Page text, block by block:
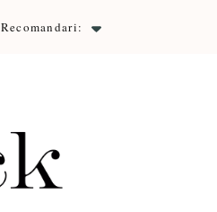
Recomandari: